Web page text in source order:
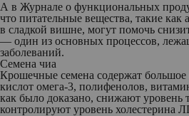
А в Журнале о функциональных
что питательные вещества, такие
в сладкой вишне, могут помочь
— один из основных процессов,
заболеваний.
Семена чиа
Крошечные семена содержат
кислот омега-3, полифенолов,
как было доказано, снижают уровень
контролируют уровень холестерина